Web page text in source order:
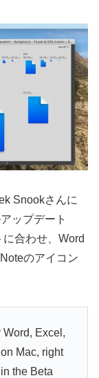
Snookさんに
ップデート
合わせ、Word
のアイコン
Excel,
Mac, right
the Beta